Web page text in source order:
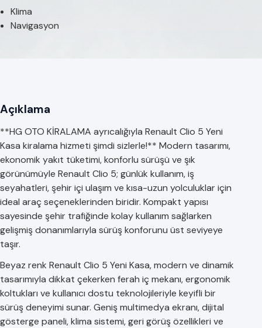
Klima
Navigasyon
Açıklama
**HG OTO KİRALAMA ayrıcalığıyla Renault Clio 5 Yeni
Kasa kiralama hizmeti şimdi sizlerle!** Modern tasarımı,
ekonomik yakıt tüketimi, konforlu sürüşü ve şık
görünümüyle Renault Clio 5; günlük kullanım, iş
seyahatleri, şehir içi ulaşım ve kısa-uzun yolculuklar için
ideal araç seçeneklerinden biridir. Kompakt yapısı
sayesinde şehir trafiğinde kolay kullanım sağlarken
gelişmiş donanımlarıyla sürüş konforunu üst seviyeye
taşır.
Beyaz renk Renault Clio 5 Yeni Kasa, modern ve dinamik
tasarımıyla dikkat çekerken ferah iç mekanı, ergonomik
koltukları ve kullanıcı dostu teknolojileriyle keyifli bir
sürüş deneyimi sunar. Geniş multimedya ekranı, dijital
gösterge paneli, klima sistemi, geri görüş özellikleri ve